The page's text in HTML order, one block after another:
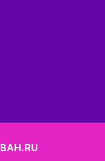
BAH.RU